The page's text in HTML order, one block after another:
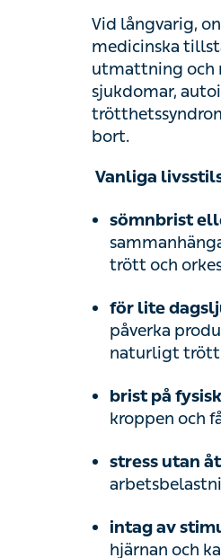
Dit hör
och
orsak, som inte
Vanliga
sömnbrist
för lite
påverka
brist på
kroppen och
stress utan
intag av
och kan
för mycket
ljus; försök att